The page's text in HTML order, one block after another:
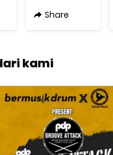
Regular Light
Share
kami